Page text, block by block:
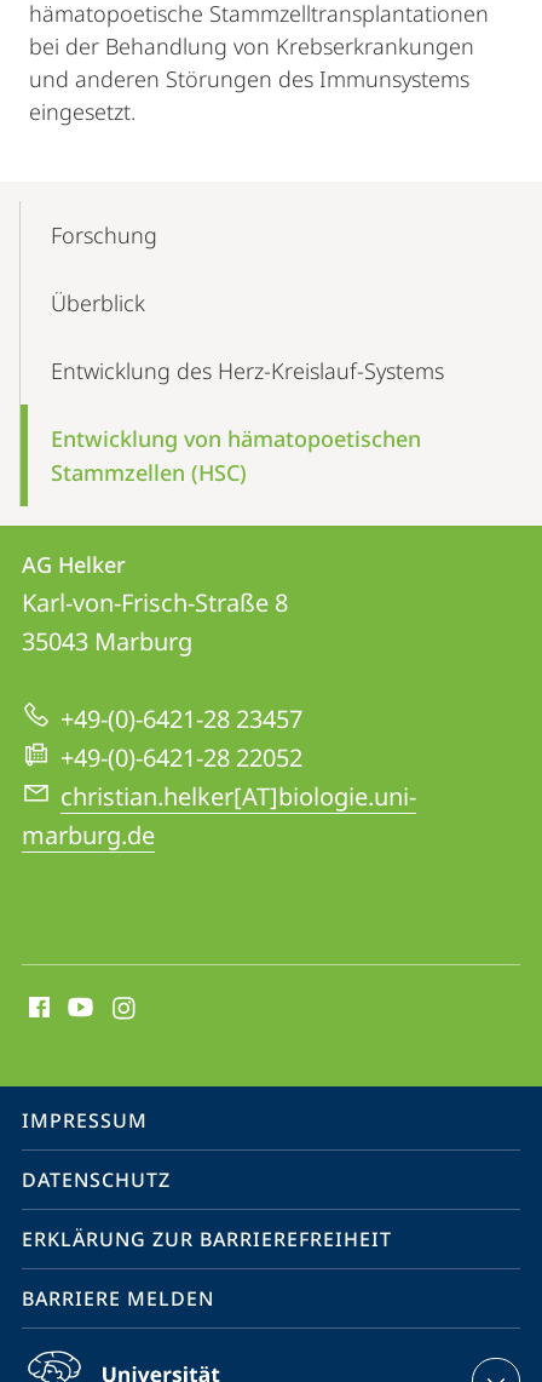
hämatopoetische Stammzelltransplantationen
bei der Behandlung von Krebserkrankungen
und anderen Störungen des Immunsystems
eingesetzt.
NavigationForschung
Überblick
Entwicklung des Herz-Kreislauf-Systems
Entwicklung von hämatopoetischen
Stammzellen (HSC)
Kontakt
und
Informationen
zur
Website
Kontaktinformationen
AG
Helker
AG Helker
Karl-von-Frisch-Straße 8
35043 Marburg
+49-(0)-6421-28 23457
+49-(0)-6421-28 22052
christian.helker[AT]biologie.uni-
marburg.de
Media
Service-
Navigation
IMPRESSUM
DATENSCHUTZ
ERKLÄRUNG ZUR BARRIEREFREIHEIT
BARRIERE MELDEN